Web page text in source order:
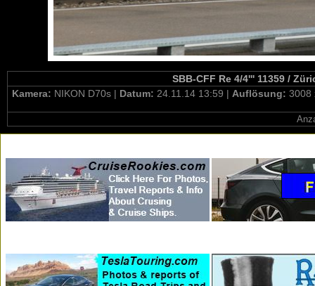
SBB-CFF Re 4/4''' 11359 /
Kamera: NIKON D70s | Datum: 24.11.14 13:59 | Auflösung: 3008